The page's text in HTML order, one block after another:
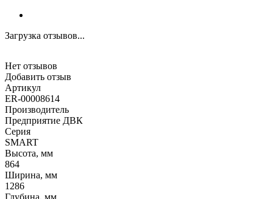
Загрузка отзывов...
Нет отзывов
Добавить отзыв
Артикул
ER-00008614
Производитель
Предприятие ДВК
Серия
SMART
Высота, мм
864
Ширина, мм
1286
Глубина, мм